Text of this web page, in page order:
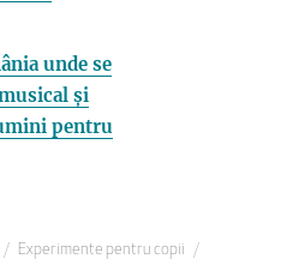
unde se
și
pentru
Categorii
Experimente pentru copii